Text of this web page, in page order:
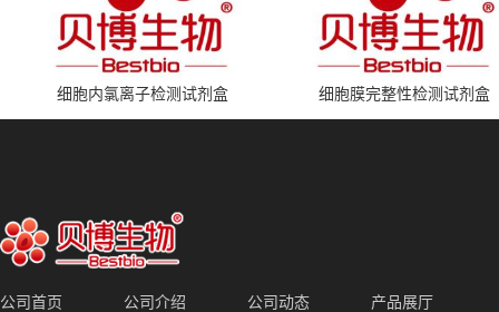
细胞内氯离子检测试剂盒 细胞膜完整性检测试剂盒
公司首页 公司介绍 公司动态
产品展厅